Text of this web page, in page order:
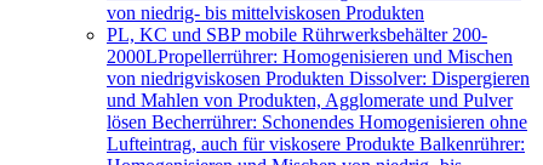
von niedrig- bis mittelviskosen Produkten
PL, KC und SBP mobile Rührwerksbehälter 200-
2000LPropellerrührer: Homogenisieren und Mischen
von niedrigviskosen Produkten Dissolver: Dispergieren
und Mahlen von Produkten, Agglomerate und Pulver
lösen Becherrührer: Schonendes Homogenisieren ohne
Lufteintrag, auch für viskosere Produkte Balkenrührer: